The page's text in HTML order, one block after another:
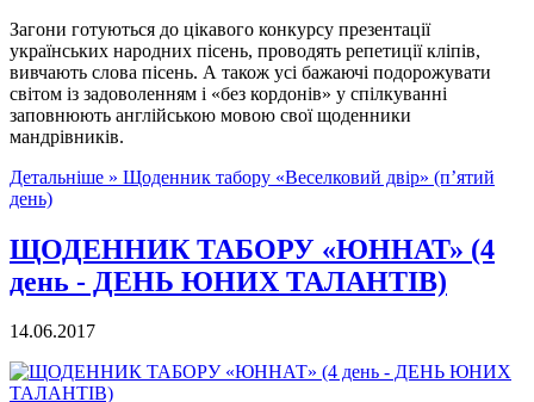
Загони готуються до цікавого конкурсу презентації
українських народних пісень, проводять репетиції кліпів,
вивчають слова пісень. А також усі бажаючі подорожувати
світом із задоволенням і «без кордонів» у спілкуванні
заповнюють англійською мовою свої щоденники
мандрівників.
Детальніше » Щоденник табору «Веселковий двір» (пʼятий
день)
ЩОДЕННИК ТАБОРУ «ЮННАТ» (4
день - ДЕНЬ ЮНИХ ТАЛАНТІВ)
14.06.2017